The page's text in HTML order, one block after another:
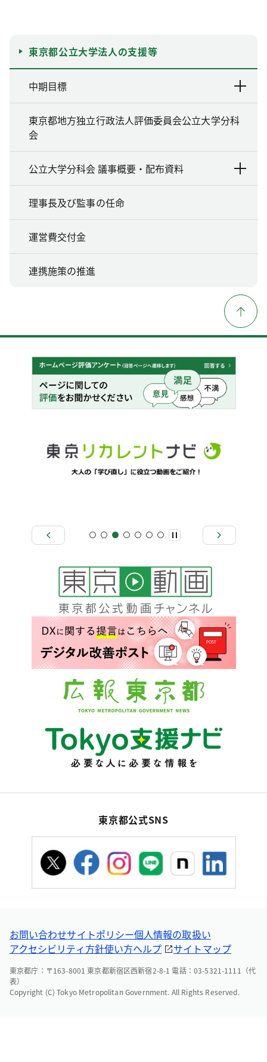
東京都公立大学法人の支援等
中期目標
東京都地方独立行政法人評価委員会公立大学分科
会
公立大学分科会 議事概要・配布資料
理事長及び監事の任命
運営費交付金
連携施策の推進
東京都公式SNS
お問い合わせサイトポリシー個人情報の取扱い
アクセシビリティ方針使い方ヘルプ サイトマップ
東京都庁：〒163-8001 東京都新宿区西新宿2-8-1 電話：03-5321-1111（代
表）
Copyright (C) Tokyo Metropolitan Government. All Rights Reserved.